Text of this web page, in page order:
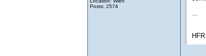
Posts: 2574